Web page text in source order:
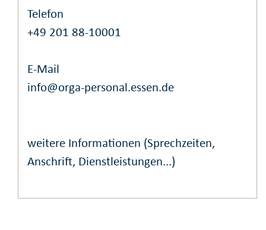
Telefon
+49 201 88-10001
E-Mail
info@orga-personal.essen.de
weitere Informationen (Sprechzeiten,
Anschrift, Dienstleistungen...)